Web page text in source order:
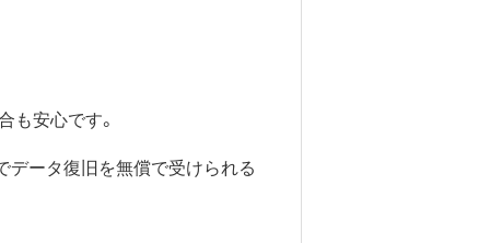
安心です。
データ復旧を無償で受けられる